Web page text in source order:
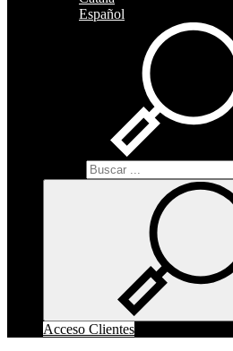
Español
Acceso Clientes